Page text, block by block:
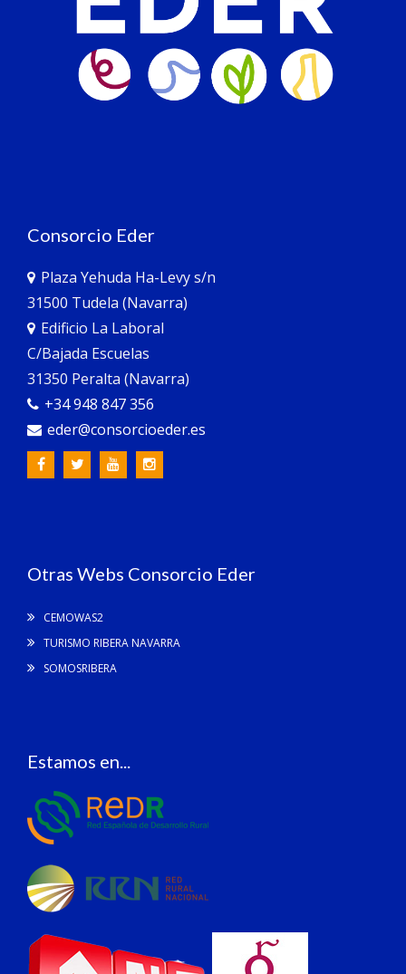
Consorcio Eder
Plaza Yehuda Ha-Levy s/n
31500 Tudela (Navarra)
Edificio La Laboral
C/Bajada Escuelas
31350 Peralta (Navarra)
+34 948 847 356
eder@consorcioeder.es
Otras Webs Consorcio Eder
CEMOWAS2
TURISMO RIBERA NAVARRA
SOMOSRIBERA
Estamos en...